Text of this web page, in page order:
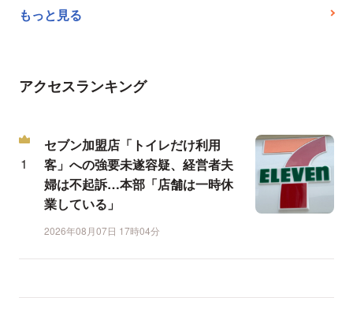
もっと見る
アクセスランキング
セブン加盟店「トイレだけ利用
客」への強要未遂容疑、経営者夫
婦は不起訴…本部「店舗は一時休
業している」
2026年08月07日 17時04分